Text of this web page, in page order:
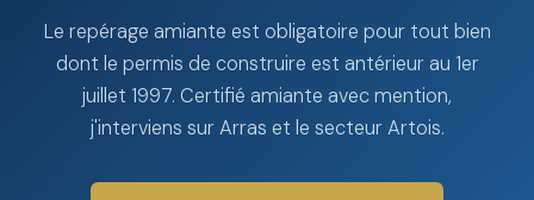
Le repérage amiante est obligatoire pour tout bien
dont le permis de construire est antérieur au 1er
juillet 1997. Certifié amiante avec mention,
j'interviens sur Arras et le secteur Artois.